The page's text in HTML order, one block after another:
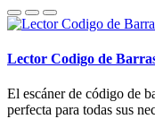
Lector Codigo de
El escáner de código de
perfecta para todas sus